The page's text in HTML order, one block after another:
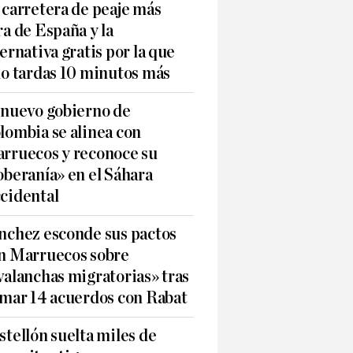
de peaje más
de España y la
gratis por la que
tardas 10 minutos más
gobierno de
se alinea con
y reconoce su
en el Sáhara
esconde sus pactos
Marruecos sobre
migratorias» tras
14 acuerdos con Rabat
suelta miles de